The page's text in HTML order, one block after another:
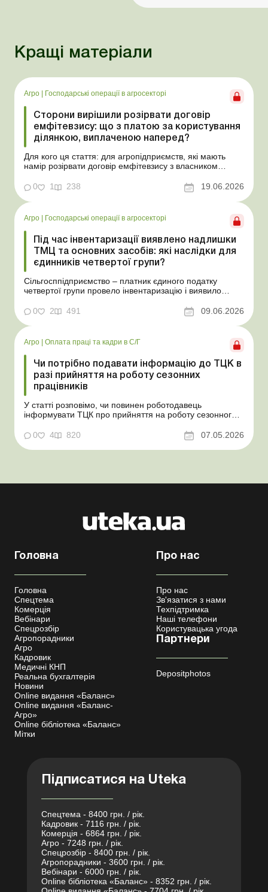
Кращі матеріали
Агро Господарські операції в агросекторі
Сторони вирішили розірвати договір
емфітевзису: що з платою за користування
ділянкою, виплаченою наперед?
Для кого ця стаття: для агропідприємств, які мають
намір розірвати договір емфітевзису з власником
ситуацію тим, що плата за користування земельною
ділянкою була виплачена власнику наперед за декілька
років. У такому разі перед емфітевтом і власник...
0 1 238 19.06.2026
Агро | Господарські операції в агросекторі
Під час інвентаризації виявлено надлишки
ТМЦ та основних засобів: які наслідки для
єдинників четвертої групи?
Сільгосппідприємство – платник єдиного податку
четвертої групи провело інвентаризацію і виявило
товарів, продукції власного виробництва, а також
основних засобів (далі – ОЗ). Як вплинуть такі
надлишки при їх оприбуткуванні на частку сільгоспто...
0 2 491 09.06.2026
Агро | Оплата праці та кадри в С/Г
Чи потрібно подавати інформацію до ТЦК в
разі прийняття на роботу сезонних
працівників
У статті розповімо, чи повинен роботодавець
інформувати ТЦК про прийняття на роботу сезонного
агропідприємств приймає працівників на сезонні
роботи. Через значні штрафні санкції за порушення
порядку ведення військового обліку в
0 4 820 07.05.2026
Головна
Головна
Спецтема
Комерція
Вебінари
Спецрозбір
Агропорадники
Агро
Кадровик
Медичні КНП
Реальна бухгалтерія
Новини
Online видання «Баланс»
Online видання «Баланс-
Агро»
Online бібліотека «Баланс»
Мітки
Про нас
Про нас
Зв'язатися з нами
Техпідтримка
Наші телефони
Користувацька угода
Партнери
Depositphotos
Підписатися на Uteka
Спецтема - 8400 грн. / рік.
Кадровик - 7116 грн. / рік.
Комерція - 6864 грн. / рік.
Агро - 7248 грн. / рік.
Спецрозбір - 8400 грн. / рік.
Агропорадники - 3600 грн. / рік.
Вебінари - 6000 грн. / рік.
Online бібліотека «Баланс» - 8352 грн. / рік.